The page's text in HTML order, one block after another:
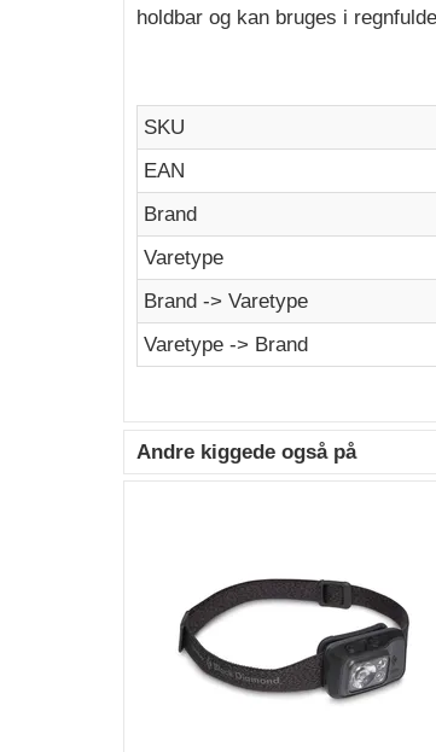
holdbar og kan bruges i
SKU
EAN
Brand
Varetype
Brand -> Varetype
Varetype -> Brand
Andre kiggede også på